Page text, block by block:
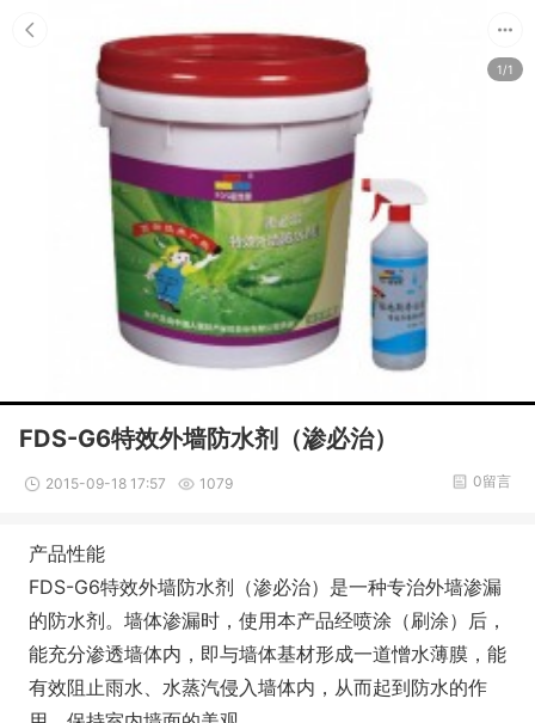
1/1
FDS-G6特效外墙防水剂（渗必治）
2015-09-18 17:57 1079 0留言
产品性能
FDS-G6特效外墙防水剂（渗必治）是一种专治外墙渗漏
的防水剂。墙体渗漏时，使用本产品经喷涂（刷涂）后，
能充分渗透墙体内，即与墙体基材形成一道憎水薄膜，能
有效阻止雨水、水蒸汽侵入墙体内，从而起到防水的作